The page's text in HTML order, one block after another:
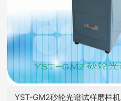
YST-GM2砂轮光谱试样磨样机